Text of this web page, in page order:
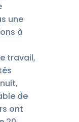
une
à
travail,
de
ont